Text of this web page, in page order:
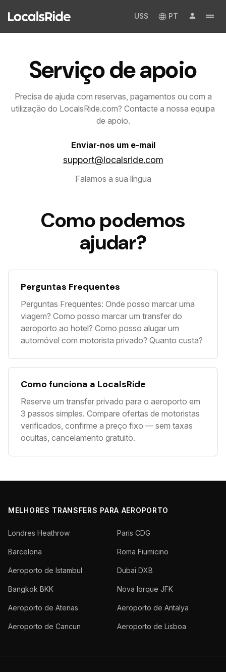
US$ PT
Serviço de apoio
Precisa de ajuda com reservas, pagamentos ou com a
utilização do LocalsRide.com? Contacte a nossa equipa
de apoio.
Enviar-nos um e-mail
support@localsride.com
Falamos a sua língua
Como podemos
ajudar?
Perguntas Frequentes
Perguntas Frequentes: Onde posso marcar uma
viagem? Como posso marcar um transfer do
aeroporto ao hotel? Como posso alugar um
automóvel com motorista privado? Quanto custa?
Como funciona a LocalsRide
Reserve um transfer privado para o aeroporto em
3 passos simples. Compare ofertas de motoristas
verificados, confirme a preço fixo — sem taxas
ocultas, cancelamento gratuito.
MELHORES TRANSFERS PARA AEROPORTO
Londres Heathrow Paris CDG
Barcelona Roma Fiumicino
Aeroporto de Istambul Dubai DXB
Bangkok BKK Nova Iorque JFK
Aeroporto de Atenas Aeroporto de Antalya
Aeroporto de Cancun Aeroporto de Lisboa